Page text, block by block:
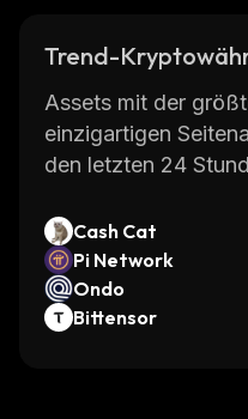
Trend-
Assets mit der
einzigartigen
den letzten 24
Cash Cat
Pi Network
Ondo
Bittensor